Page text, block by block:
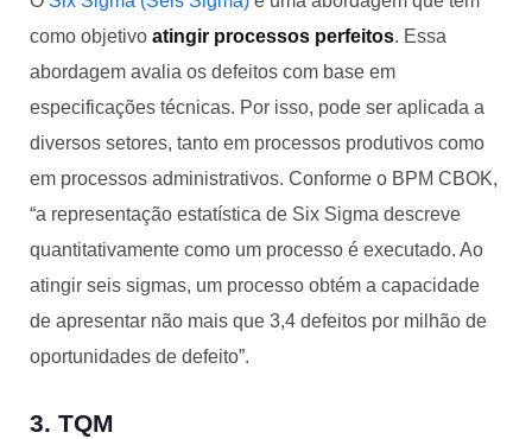
como objetivo atingir processos perfeitos. Essa
abordagem avalia os defeitos com base em
especificações técnicas. Por isso, pode ser aplicada a
diversos setores, tanto em processos produtivos como
em processos administrativos. Conforme o BPM CBOK,
“a representação estatística de Six Sigma descreve
quantitativamente como um processo é executado. Ao
atingir seis sigmas, um processo obtém a capacidade
de apresentar não mais que 3,4 defeitos por milhão de
oportunidades de defeito”.
3. TQM